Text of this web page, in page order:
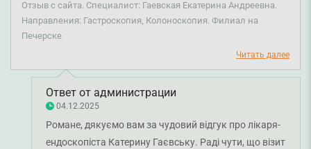
ничего не чувствовал. Это очень здорово. После
анестезии никакого дискомфорта не последовало.
Рекомендую этому врачу, она знает свое дело и имеет
Отзыв с сайта. Специалист: Гаевская Екатерина Андреевна.
Направления: Гастроскопия, Колоноскопия. Филиал на
Печерске
Читать далее
Ответ от администрации
04.12.2025
Романе, дякуємо вам за чудовий відгук про лікаря-
ендоскопіста Катерину Гаєвську. Раді чути, що візит